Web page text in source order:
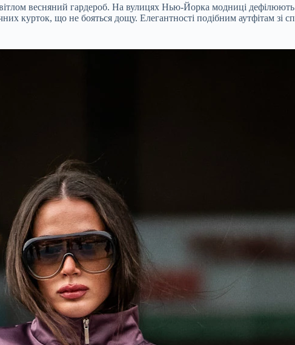
весняний гардероб. На вулицях Нью-Йорка модниці
курток, що не бояться дощу. Елегантності подібним аутфітам зі